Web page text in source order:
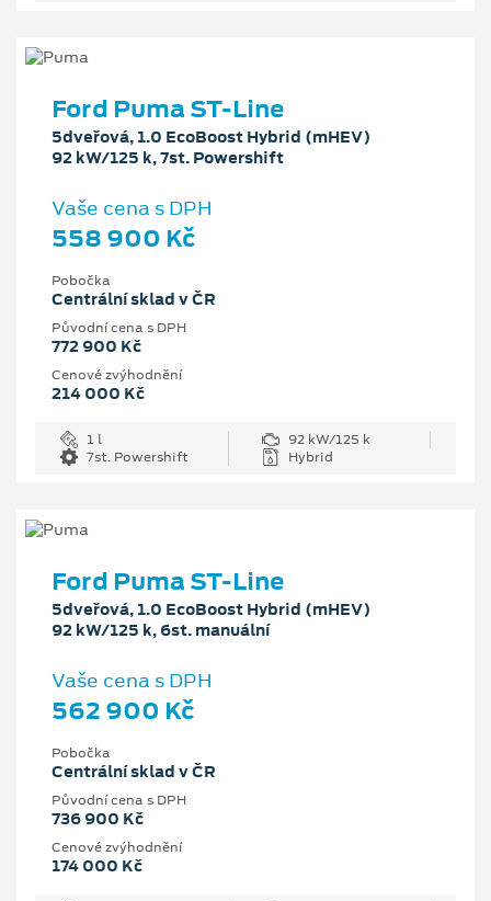
Ford Puma ST-Line
5dveřová, 1.0 EcoBoost Hybrid (mHEV)
92 kW/125 k, 7st. Powershift
Vaše cena s DPH
558 900 Kč
Pobočka
Centrální sklad v ČR
Původní cena s DPH
772 900 Kč
Cenové zvýhodnění
214 000 Kč
1 l
92 kW/125 k
7st. Powershift
Hybrid
Ford Puma ST-Line
5dveřová, 1.0 EcoBoost Hybrid (mHEV)
92 kW/125 k, 6st. manuální
Vaše cena s DPH
562 900 Kč
Pobočka
Centrální sklad v ČR
Původní cena s DPH
736 900 Kč
Cenové zvýhodnění
174 000 Kč